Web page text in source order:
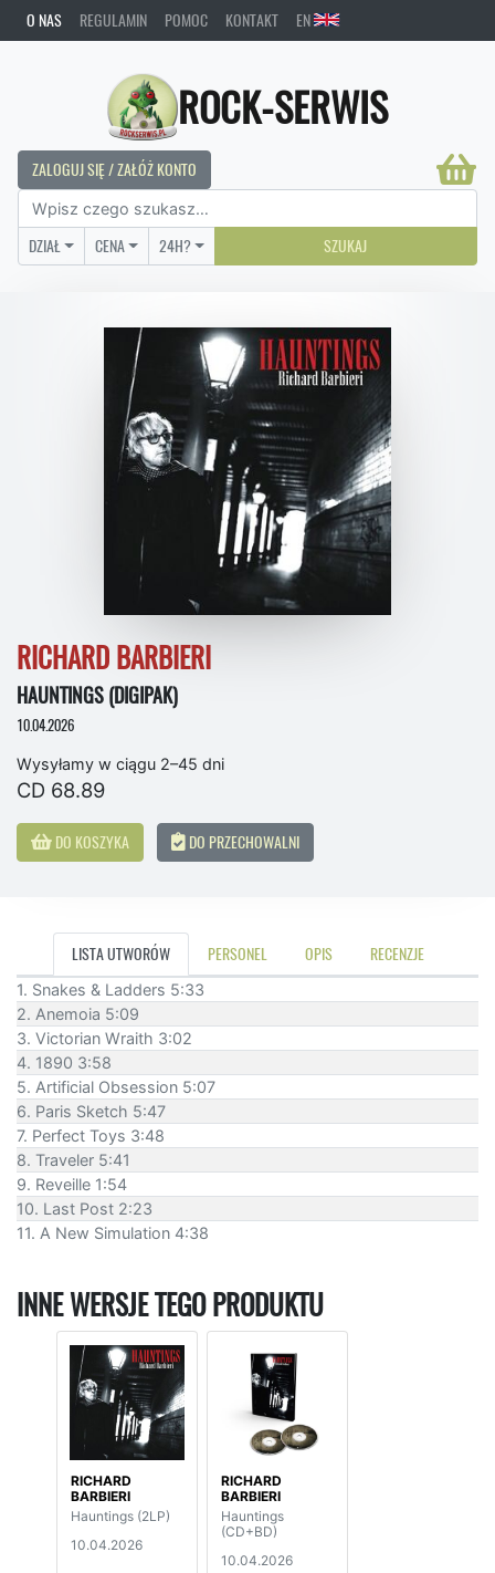
O NAS REGULAMIN POMOC KONTAKT EN
ROCK-SERWIS
ZALOGUJ SIĘ / ZAŁÓŻ KONTO
DZIAŁ CENA 24H? SZUKAJ
RICHARD BARBIERI
HAUNTINGS (DIGIPAK)
10.04.2026
Wysyłamy w ciągu 2–45 dni
CD 68.89
DO KOSZYKA DO PRZECHOWALNI
LISTA UTWORÓW PERSONEL OPIS RECENZJE
1. Snakes & Ladders 5:33
2. Anemoia 5:09
3. Victorian Wraith 3:02
4. 1890 3:58
5. Artificial Obsession 5:07
6. Paris Sketch 5:47
7. Perfect Toys 3:48
8. Traveler 5:41
9. Reveille 1:54
10. Last Post 2:23
11. A New Simulation 4:38
INNE WERSJE TEGO PRODUKTU
RICHARD
BARBIERI
Hauntings (2LP)
10.04.2026
RICHARD
BARBIERI
Hauntings
(CD+BD)
10.04.2026